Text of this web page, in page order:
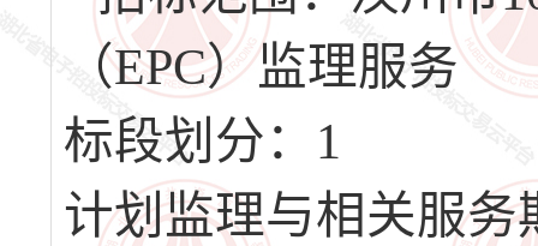
（EPC）监理服务
标段划分：1
计划监理与相关服务